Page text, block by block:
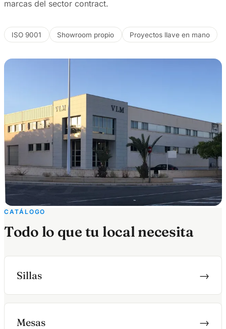
marcas del sector contract.
ISO 9001 Showroom propio Proyectos llave en mano
CATÁLOGO
Todo lo que tu local necesita
Sillas →
Mesas →